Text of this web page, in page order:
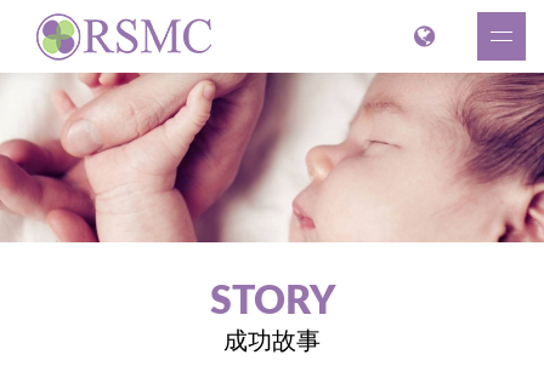
STORY
成功故事